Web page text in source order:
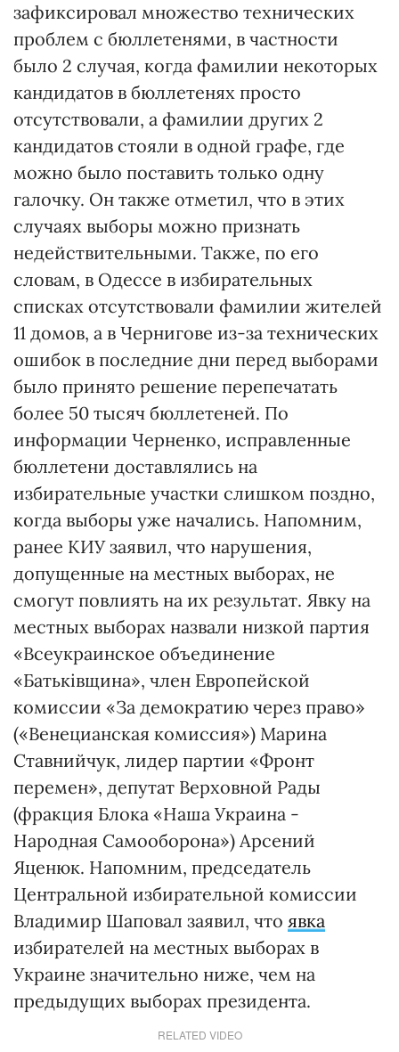
зафиксировал множество технических
проблем с бюллетенями, в частности
было 2 случая, когда фамилии некоторых
кандидатов в бюллетенях просто
отсутствовали, а фамилии других 2
кандидатов стояли в одной графе, где
можно было поставить только одну
галочку. Он также отметил, что в этих
случаях выборы можно признать
недействительными. Также, по его
словам, в Одессе в избирательных
списках отсутствовали фамилии жителей
11 домов, а в Чернигове из-за технических
ошибок в последние дни перед выборами
было принято решение перепечатать
более 50 тысяч бюллетеней. По
информации Черненко, исправленные
бюллетени доставлялись на
избирательные участки слишком поздно,
когда выборы уже начались. Напомним,
ранее КИУ заявил, что нарушения,
допущенные на местных выборах, не
смогут повлиять на их результат. Явку на
местных выборах назвали низкой партия
«Всеукраинское объединение
«Батьківщина», член Европейской
комиссии «За демократию через право»
(«Венецианская комиссия») Марина
Ставнийчук, лидер партии «Фронт
перемен», депутат Верховной Рады
(фракция Блока «Наша Украина -
Народная Самооборона») Арсений
Яценюк. Напомним, председатель
Центральной избирательной комиссии
Владимир Шаповал заявил, что явка
избирателей на местных выборах в
Украине значительно ниже, чем на
предыдущих выборах президента.
RELATED VIDEO